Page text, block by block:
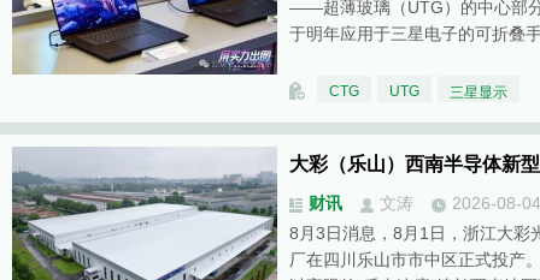
——超薄玻璃（UTG）的中心部
于明年应用于三星电子的可折叠
CTG UTG 三星显示
大彩（乐山）西南半导体新
财讯 文涛
2026-08-04
8月3日消息，8月1日，浙江大彩
厂在四川乐山市市中区正式投产